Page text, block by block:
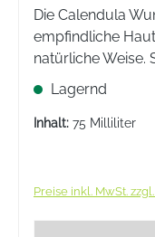
Die Calendula
empfindliche
natürliche Weise.
und pflegt
Haut. Mit
Lagernd
Inhalt: 75 Milliliter
Preise inkl. MwSt.